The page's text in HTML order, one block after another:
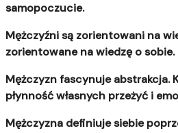
samopoczucie.
Mężczyźni są zorientowani na
zorientowane na wiedzę o sobie.
Mężczyzn fascynuje abstrakcja.
płynność własnych przeżyć i
Mężczyzna definiuje siebie